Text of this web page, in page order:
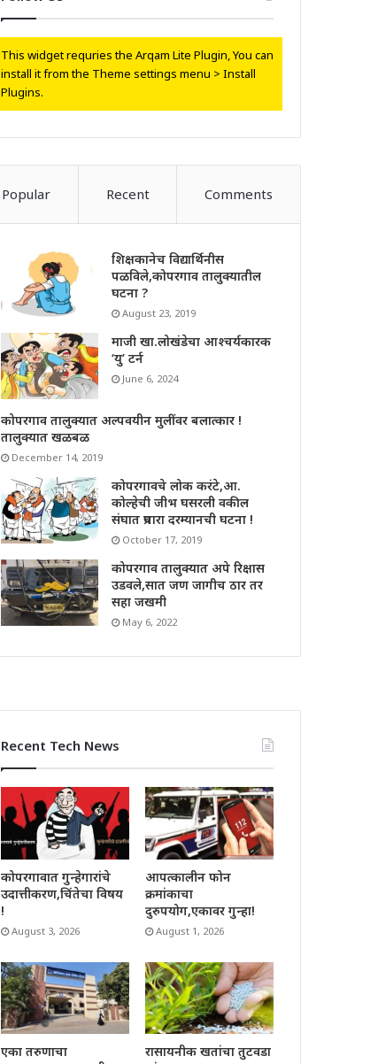
This widget requries the Arqam Lite Plugin, You can
install it from the Theme settings menu > Install
Plugins.
Popular Recent Comments
शिक्षकानेच विद्यार्थिनीस
पळविले,कोपरगाव तालुक्यातील
घटना ?
August 23, 2019
माजी खा.लोखंडेचा आश्चर्यकारक
‘यु’ टर्न
June 6, 2024
कोपरगाव तालुक्यात अल्पवयीन मुलींवर बलात्कार !
तालुक्यात खळबळ
December 14, 2019
कोपरगावचे लोक करंटे,आ.
कोल्हेची जीभ घसरली वकील
संघात प्रचारा दरम्यानची घटना !
October 17, 2019
कोपरगाव तालुक्यात अपे रिक्षास
उडवले,सात जण जागीच ठार तर
सहा जखमी
May 6, 2022
Recent Tech News
कोपरगावात गुन्हेगारांचे
उदात्तीकरण,चिंतेचा विषय
!
August 3, 2026
आपत्कालीन फोन
क्रमांकाचा
दुरुपयोग,एकावर गुन्हा!
August 1, 2026
एका तरुणाचा
रासायनीक खतांचा तुटवडा